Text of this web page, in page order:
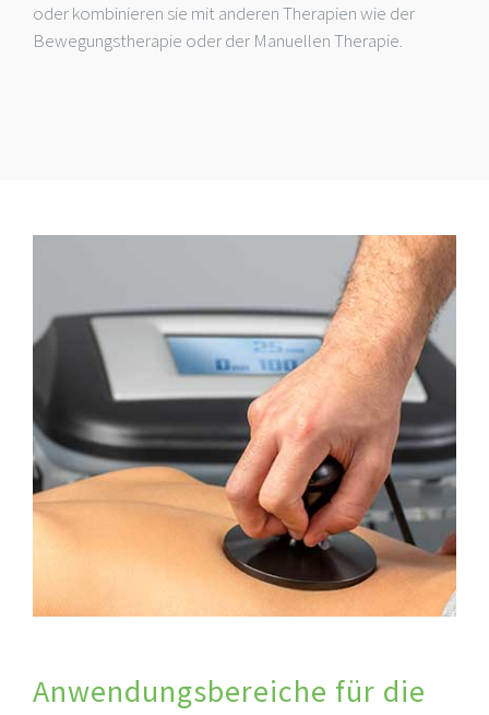
oder kombinieren sie mit anderen Therapien wie der
Bewegungstherapie oder der Manuellen Therapie.
Anwendungsbereiche für die